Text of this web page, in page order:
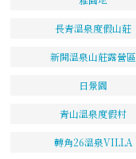
長青溫泉度假山莊
新開溫泉山莊露營區
日景園
青山溫泉度假村
轉角26溫泉VILLA